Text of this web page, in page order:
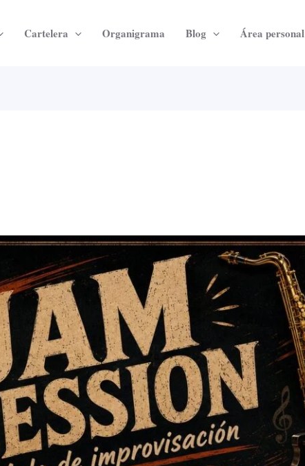
Cartelera Organigrama Blog Área personal